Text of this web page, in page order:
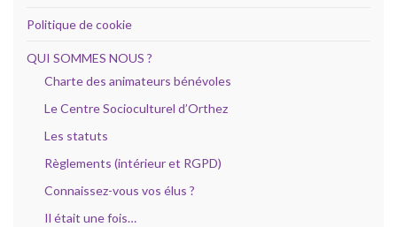
Politique de cookie
QUI SOMMES NOUS ?
Charte des animateurs bénévoles
Le Centre Socioculturel d’Orthez
Les statuts
Règlements (intérieur et RGPD)
Connaissez-vous vos élus ?
Il était une fois…